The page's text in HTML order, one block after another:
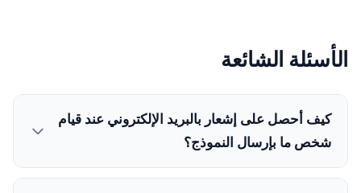
الأسئلة الشائعة
كيف أحصل على إشعار بالبريد الإلكتروني عند قيام
شخص ما بإرسال النموذج؟